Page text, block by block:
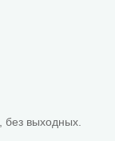
, без выходных.